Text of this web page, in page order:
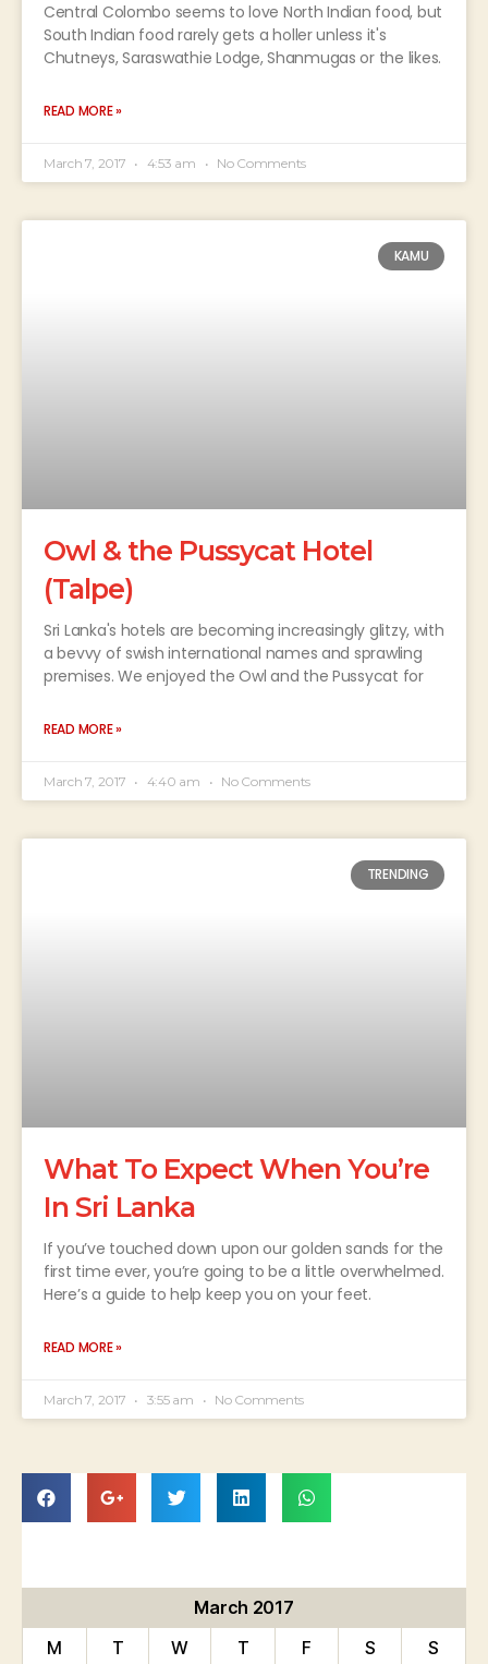
Central Colombo seems to love North Indian food, but
South Indian food rarely gets a holler unless it's
Chutneys, Saraswathie Lodge, Shanmugas or the likes.
READ MORE »
March 7, 2017 4:53 am No Comments
KAMU
Owl & the Pussycat Hotel
(Talpe)
Sri Lanka's hotels are becoming increasingly glitzy, with
a bevvy of swish international names and sprawling
premises. We enjoyed the Owl and the Pussycat for
READ MORE »
March 7, 2017 4:40 am No Comments
TRENDING
What To Expect When You’re
In Sri Lanka
If you’ve touched down upon our golden sands for the
first time ever, you’re going to be a little overwhelmed.
Here’s a guide to help keep you on your feet.
READ MORE »
March 7, 2017 3:55 am No Comments
March 2017
M
T W T F S S